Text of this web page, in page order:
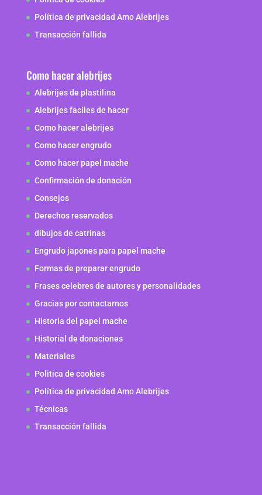
Política de privacidad Amo Alebrijes
Transacción fallida
Como hacer alebrijes
Alebrijes de plastilina
Alebrijes faciles de hacer
Como hacer alebrijes
Como hacer engrudo
Como hacer papel mache
Confirmación de donación
Consejos
Derechos reservados
dibujos de catrinas
Engrudo japones para papel mache
Formas de preparar engrudo
Frases celebres de autores y personalidades
Gracias por contactarnos
Historia del papel mache
Historial de donaciones
Materiales
Politica de cookies
Política de privacidad Amo Alebrijes
Técnicas
Transacción fallida